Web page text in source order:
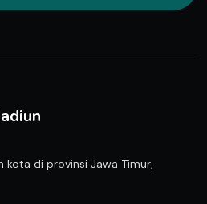
kota di provinsi Jawa Timur,